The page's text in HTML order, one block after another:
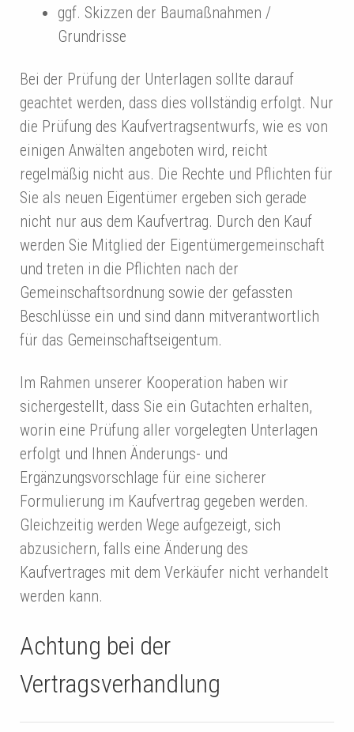
ggf. Skizzen der Baumaßnahmen /
Grundrisse
Bei der Prüfung der Unterlagen sollte darauf
geachtet werden, dass dies vollständig erfolgt. Nur
die Prüfung des Kaufvertragsentwurfs, wie es von
einigen Anwälten angeboten wird, reicht
regelmäßig nicht aus. Die Rechte und Pflichten für
Sie als neuen Eigentümer ergeben sich gerade
nicht nur aus dem Kaufvertrag. Durch den Kauf
werden Sie Mitglied der Eigentümergemeinschaft
und treten in die Pflichten nach der
Gemeinschaftsordnung sowie der gefassten
Beschlüsse ein und sind dann mitverantwortlich
für das Gemeinschaftseigentum.
Im Rahmen unserer Kooperation haben wir
sichergestellt, dass Sie ein Gutachten erhalten,
worin eine Prüfung aller vorgelegten Unterlagen
erfolgt und Ihnen Änderungs- und
Ergänzungsvorschlage für eine sicherer
Formulierung im Kaufvertrag gegeben werden.
Gleichzeitig werden Wege aufgezeigt, sich
abzusichern, falls eine Änderung des
Kaufvertrages mit dem Verkäufer nicht verhandelt
werden kann.
Achtung bei der
Vertragsverhandlung